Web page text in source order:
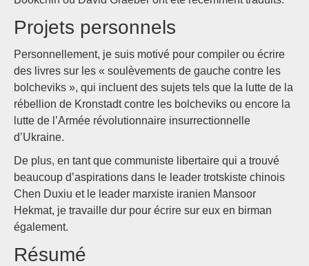
Projets personnels
Personnellement, je suis motivé pour compiler ou écrire
des livres sur les « soulèvements de gauche contre les
bolcheviks », qui incluent des sujets tels que la lutte de la
rébellion de Kronstadt contre les bolcheviks ou encore la
lutte de l’Armée révolutionnaire insurrectionnelle
d’Ukraine.
De plus, en tant que communiste libertaire qui a trouvé
beaucoup d’aspirations dans le leader trotskiste chinois
Chen Duxiu et le leader marxiste iranien Mansoor
Hekmat, je travaille dur pour écrire sur eux en birman
également.
Résumé